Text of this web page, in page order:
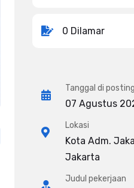
0 Dilamar
Tanggal di posting
07 Agustus
Lokasi
Kota Adm.
Jakarta
Judul pekerjaan